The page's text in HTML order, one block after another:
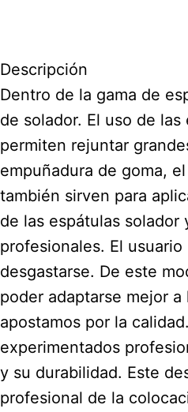
Descripción
Dentro de la gama de
de solador. El uso de
permiten rejuntar
empuñadura de goma,
también sirven para
de las espátulas
profesionales. El
desgastarse. De este
poder adaptarse mejor
apostamos por la
experimentados
y su durabilidad. Este
profesional de la